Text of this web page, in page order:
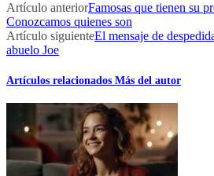
Artículo anteriorFamosas que tienen su
Conozcamos quienes son
Artículo siguienteEl mensaje de
abuelo Joe
Artículos relacionados Más del autor